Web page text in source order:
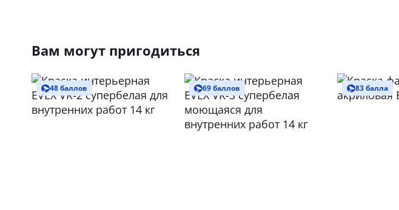
Вам могут пригодиться
48 баллов 69 баллов 83 балла